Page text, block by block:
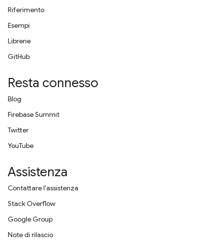
Riferimento
Esempi
Librerie
GitHub
Resta connesso
Blog
Firebase Summit
Twitter
YouTube
Assistenza
Contattare l'assistenza
Stack Overflow
Google Group
Note di rilascio